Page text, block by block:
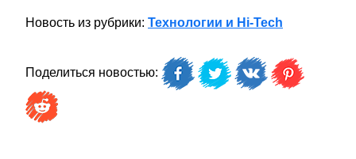
Новость из рубрики: Технологии и Hi-Tech
Поделиться новостью: